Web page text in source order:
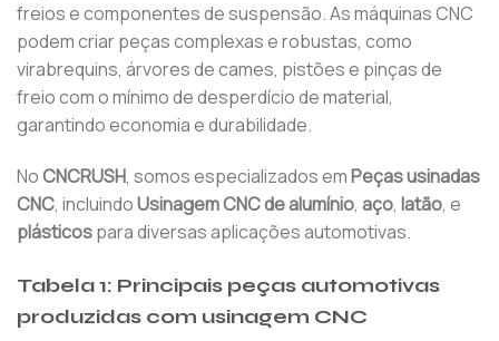
freios e componentes de suspensão. As máquinas CNC
podem criar peças complexas e robustas, como
virabrequins, árvores de cames, pistões e pinças de
freio com o mínimo de desperdício de material,
garantindo economia e durabilidade.
NoCNCRUSH, somos especializados emPeças usinadas
CNC, incluindoUsinagem CNC de alumínio, aço, latão, e
plásticospara diversas aplicações automotivas.
Tabela 1: Principais peças automotivas
produzidas com usinagem CNC